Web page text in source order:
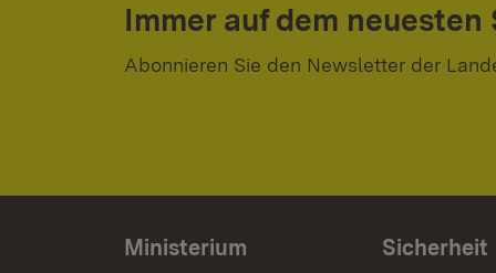
Immer auf dem neuesten
Abonnieren Sie den Newsletter der
Ministerium Sicherheit